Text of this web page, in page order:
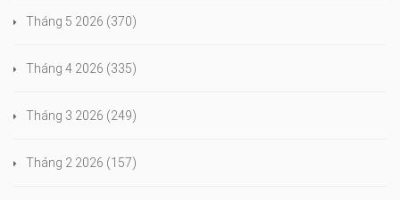
Tháng 5 2026 (370)
Tháng 4 2026 (335)
Tháng 3 2026 (249)
Tháng 2 2026 (157)